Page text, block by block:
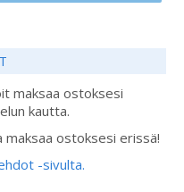
maksaa ostoksesi
kautta.
ostoksesi erissä!
-sivulta.